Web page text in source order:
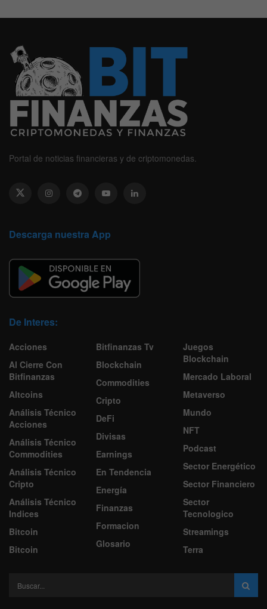
Portal de noticias financieras y de criptomonedas.
Descarga nuestra App
De Interes:
Acciones
Al Cierre Con
Bitfinanzas
Altcoins
Análisis Técnico
Acciones
Análisis Técnico
Commodities
Análisis Técnico
Cripto
Análisis Técnico
Indices
Bitcoin
Bitcoin
Bitfinanzas Tv
Blockchain
Commodities
Cripto
DeFi
Divisas
Earnings
En Tendencia
Energía
Finanzas
Formacion
Glosario
Juegos
Blockchain
Mercado Laboral
Metaverso
Mundo
NFT
Podcast
Sector Energético
Sector Financiero
Sector
Tecnologico
Streamings
Terra